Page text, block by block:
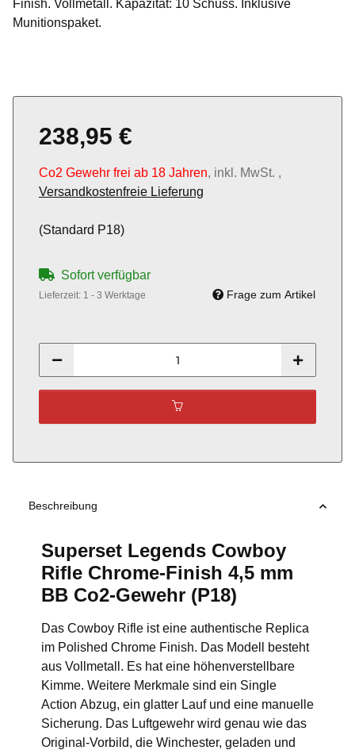
Finish. Vollmetall. Kapazität: 10 Schuss. Inklusive
Munitionspaket.
238,95 €
Co2 Gewehr frei ab 18 Jahren, inkl. MwSt. ,
Versandkostenfreie Lieferung
(Standard P18)
Sofort verfügbar
Lieferzeit: 1 - 3 Werktage Frage zum Artikel
Beschreibung
Superset Legends Cowboy
Rifle Chrome-Finish 4,5 mm
BB Co2-Gewehr (P18)
Das Cowboy Rifle ist eine authentische Replica
im Polished Chrome Finish. Das Modell besteht
aus Vollmetall. Es hat eine höhenverstellbare
Kimme. Weitere Merkmale sind ein Single
Action Abzug, ein glatter Lauf und eine manuelle
Sicherung. Das Luftgewehr wird genau wie das
Original-Vorbild, die Winchester, geladen und